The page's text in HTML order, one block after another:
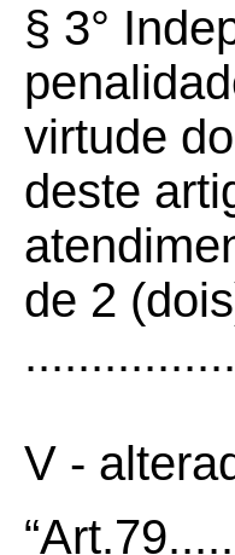
§ 3°
virtude
deste
de 2
V -